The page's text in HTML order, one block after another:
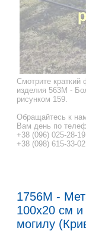
Смотрите краткий
изделия 563M -
рисунком 159.
Обращайтесь к
Вам день по
+38 (096) 025-28-
+38 (098) 615-33-02
1756M -
100x20 см и
могилу